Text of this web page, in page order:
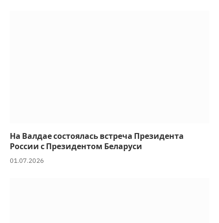
На Валдае состоялась встреча Президента
России с Президентом Беларуси
01.07.2026